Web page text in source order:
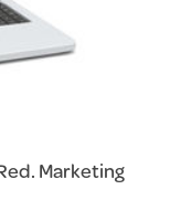
Marketing